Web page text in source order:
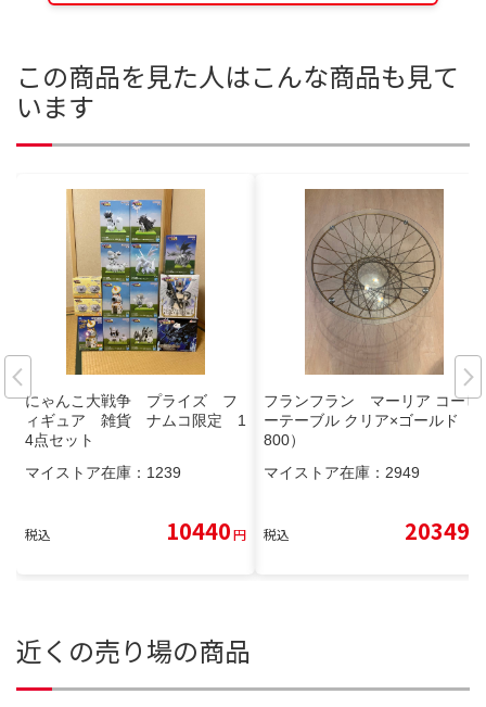
この商品を見た人はこんな商品も見て
います
にゃんこ大戦争 プライズ フ
ィギュア 雑貨 ナムコ限定 1
4点セット
マイストア在庫： 1239
税込 10440円
フランフラン マーリア コーヒ
ーテーブル クリア×ゴールド（φ
800）
マイストア在庫： 2949
税込 20349
近くの売り場の商品